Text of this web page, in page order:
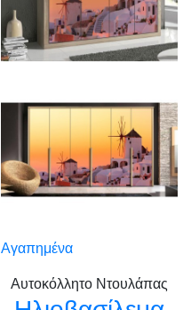
Αγαπημένα
Αυτοκόλλητο Ντουλάπας